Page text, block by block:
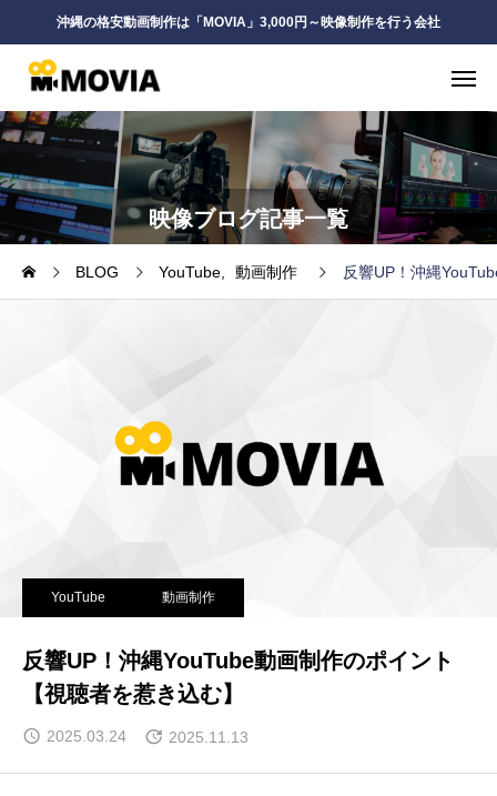
沖縄の格安動画制作は「MOVIA」3,000円～映像制作を行う会社
映像ブログ記事一覧
BLOG YouTube 動画制作 反響UP！沖縄
YouTube 動画制作
反響UP！沖縄YouTube動画制作のポイント
【視聴者を惹き込む】
2025.03.24 2025.11.13